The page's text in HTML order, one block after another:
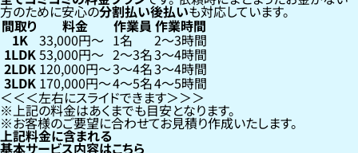
方のために安心の分割払い後払いも対応しています。
間取り 料金 作業員 作業時間
1K 33,000円〜 1名 2〜3時間
1LDK53,000円〜 2〜3名3〜4時間
2LDK 120,000円〜3〜4名3〜4時間
3LDK 170,000円〜4〜5名4〜5時間
左右にスライドできます
上記の料金はあくまでも目安となります。
お客様のご要望に合わせてお見積り作成いたします。
上記料金に含まれる
基本サービス内容はこちら